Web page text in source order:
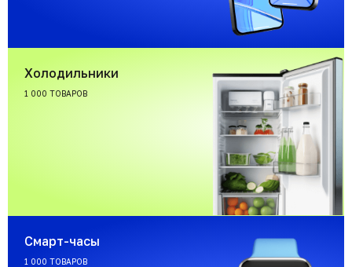
Холодильники
1 000 ТОВАРОВ
Смарт-часы
1 000 ТОВАРОВ